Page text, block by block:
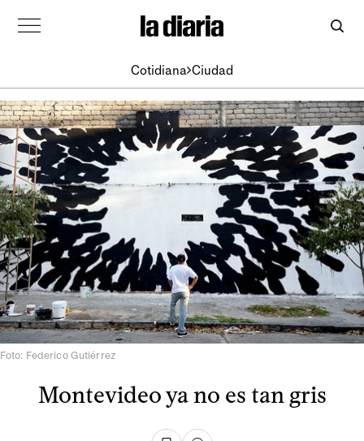
Cotidiana Ciudad
Foto: Federico Gutiérrez
Montevideo ya no es tan gris